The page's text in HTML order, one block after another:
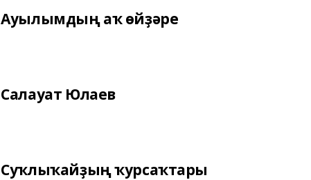
Ауылымдың аҡ өйҙәре
Салауат Юлаев
Суҡлыҡайҙың ҡурсаҡтары